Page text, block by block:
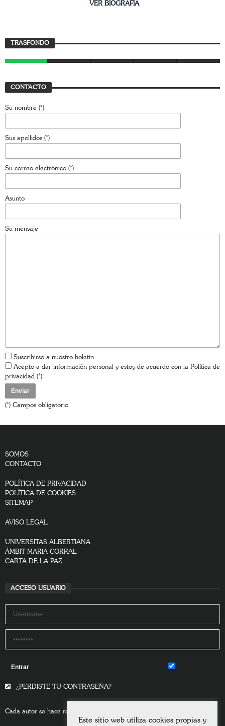
VER BIOGRAFÍA
TRASFONDO
JAVIER BUSTAMANTE
CONTACTO
Su nombre (*)
Sus apellidos (*)
Su correo electrónico (*)
Asunto
Su mensaje
Suscribirse a nuestro boletín
Acepto a dar información personal y estoy de acuerdo con la Política de
privacidad (*)
(*) Campos obligatorio
SOMOS
CONTACTO
POLÍTICA DE PRIVACIDAD
POLÍTICA DE COOKIES
SITEMAP
AVISO LEGAL
UNIVERSITAS ALBERTIANA
ÀMBIT MARIA CORRAL
CARTA DE LA PAZ
ACCESO USUARIO
¿PERDISTE TU CONTRASEÑA?
Cada autor se hace responsable del contenido de sus escritos.
Este sitio web utiliza cookies propias y